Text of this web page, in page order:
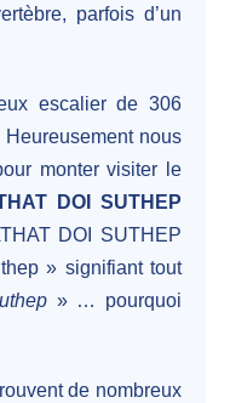
parfois d’un
escalier de 306
nous
monter visiter le
DOI SUTHEP
DOI SUTHEP
» signifiant tout
» … pourquoi
de nombreux